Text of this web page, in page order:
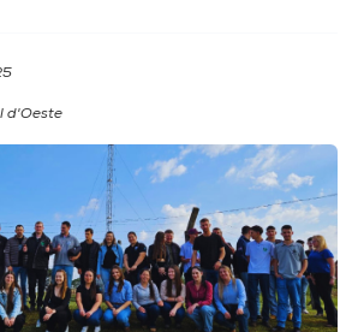
d'Oeste